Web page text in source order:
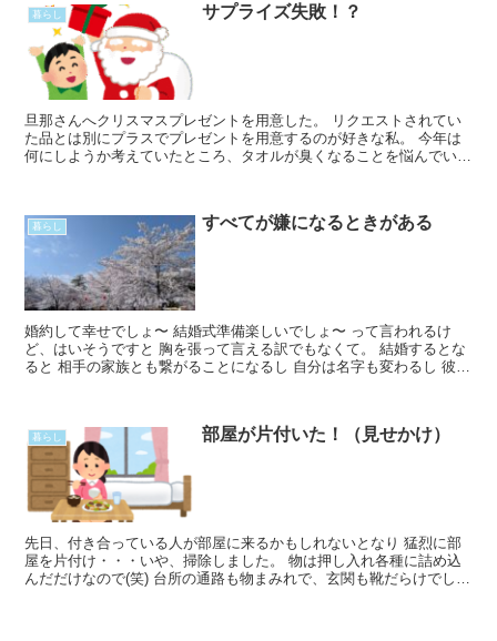
暮らし サプライズ失敗！？
旦那さんへクリスマスプレゼントを用意した。 リクエストされてい
た品とは別にプラスでプレゼントを用意するのが好きな私。 今年は
何にしようか考えていたところ、タオルが臭くなることを悩んでいた
暮らし すべてが嫌になるときがある
婚約して幸せでしょ〜 結婚式準備楽しいでしょ〜 って言われるけ
ど、はいそうですと 胸を張って言える訳でもなくて。 結婚するとな
ると 相手の家族とも繋がることになるし 自分は名字も変わるし 彼は
暮らし 部屋が片付いた！（見せかけ）
先日、付き合っている人が部屋に来るかもしれないとなり 猛烈に部
屋を片付け・・・いや、掃除しました。 物は押し入れ各種に詰め込
んだだけなので(笑) 台所の通路も物まみれで、玄関も靴だらけでした